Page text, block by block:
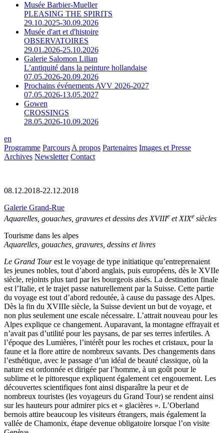
Musée Barbier-Mueller
PLEASING THE SPIRITS
29.10.2025-30.09.2026
Musée d'art et d'histoire
OBSERVATOIRES
29.01.2026-25.10.2026
Galerie Salomon Lilian
L’antiquité dans la peinture hollandaise
07.05.2026-20.09.2026
Prochains événements AVV 2026-2027
07.05.2026-13.05.2027
Gowen
CROSSINGS
28.05.2026-10.09.2026
en
Programme Parcours A propos Partenaires Images et Presse
Archives Newsletter Contact
08.12.2018-22.12.2018
Galerie Grand-Rue
Aquarelles, gouaches, gravures et dessins des XVIIIe et XIXe siècles
Tourisme dans les alpes
Aquarelles, gouaches, gravures, dessins et livres
Le Grand Tourest le voyage de type initiatique qu’entreprenaient
les jeunes nobles, tout d’abord anglais, puis européens, dès le XVIIe
siècle, rejoints plus tard par les bourgeois aisés. La destination finale
est l’Italie, et le trajet passe naturellement par la Suisse. Cette partie
du voyage est tout d’abord redoutée, à cause du passage des Alpes.
Dès la fin du XVIIIe siècle, la Suisse devient un but de voyage, et
non plus seulement une escale nécessaire. L’attrait nouveau pour les
Alpes explique ce changement. Auparavant, la montagne effrayait et
n’avait pas d’utilité pour les paysans, de par ses terres infertiles. A
l’époque des Lumières, l’intérêt pour les roches et cristaux, pour la
faune et la flore attire de nombreux savants. Des changements dans
l’esthétique, avec le passage d’un idéal de beauté classique, où la
nature est ordonnée et dirigée par l’homme, à un goût pour le
sublime et le pittoresque expliquent également cet engouement. Les
découvertes scientifiques font ainsi disparaître la peur et de
nombreux touristes (les voyageurs du Grand Tour) se rendent ainsi
sur les hauteurs pour admirer pics et « glacières ». L’Oberland
bernois attire beaucoup les visiteurs étrangers, mais également la
vallée de Chamonix, étape devenue obligatoire lorsque l’on visite